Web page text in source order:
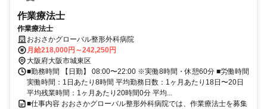
作業療法士
作業療法士
おおさかグローバル整形外科病院
月給218,000円～242,250円
大阪府大阪市城東区
■勤務時間 【日勤】 08:00〜22:00 ※実働8時間・休憩60分 ■労働時間
実働時間：1日あたり8時間 平均勤務日数：1ヶ月あたり18日〜20日
平均残業時間：1ヶ月あたり20時間0分 平均...
■仕事内容 おおさかグローバル整形外科病院では、作業療法士を募集